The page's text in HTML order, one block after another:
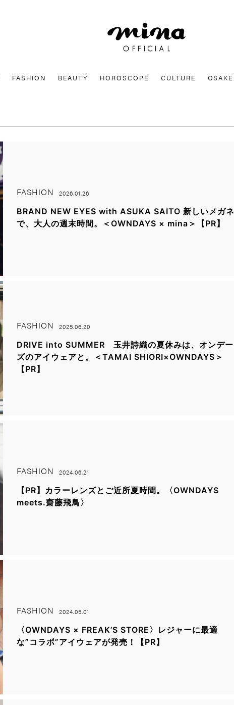
FASHION BEAUTY HOROSCOPE CULTURE OSAKE
FASHION 2026.01.26
BRAND NEW EYES with ASUKA SAITO 新しいメガネ
で、大人の週末時間。＜OWNDAYS × mina＞【PR】
FASHION 2025.06.20
DRIVE into SUMMER 玉井詩織の夏休みは、オンデー
ズのアイウェアと。＜TAMAI SHIORI×OWNDAYS＞
【PR】
FASHION 2024.06.21
【PR】カラーレンズとご近所夏時間。〈OWNDAYS
meets.齋藤飛鳥〉
FASHION 2024.05.01
〈OWNDAYS × FREAK’S STORE〉レジャーに最適
な”コラボ”アイウェアが発売！【PR】